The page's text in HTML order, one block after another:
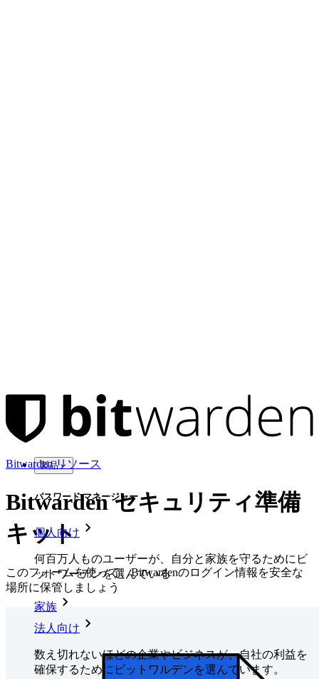
製品
パスワード マネージャー
個人向け
何百万人ものユーザーが、自分と家族を守るためにビ
ットワーデンを選んでいる
家族
法人向け
数え切れないほどの企業やビジネスが、自社の利益を
確保するためにビットワルデンを選んでいます。
Bitwarden リソース
Bitwarden セキュリティ準備
キット
このフォームを使って、Bitwardenのログイン情報を安全な
場所に保管しましょう